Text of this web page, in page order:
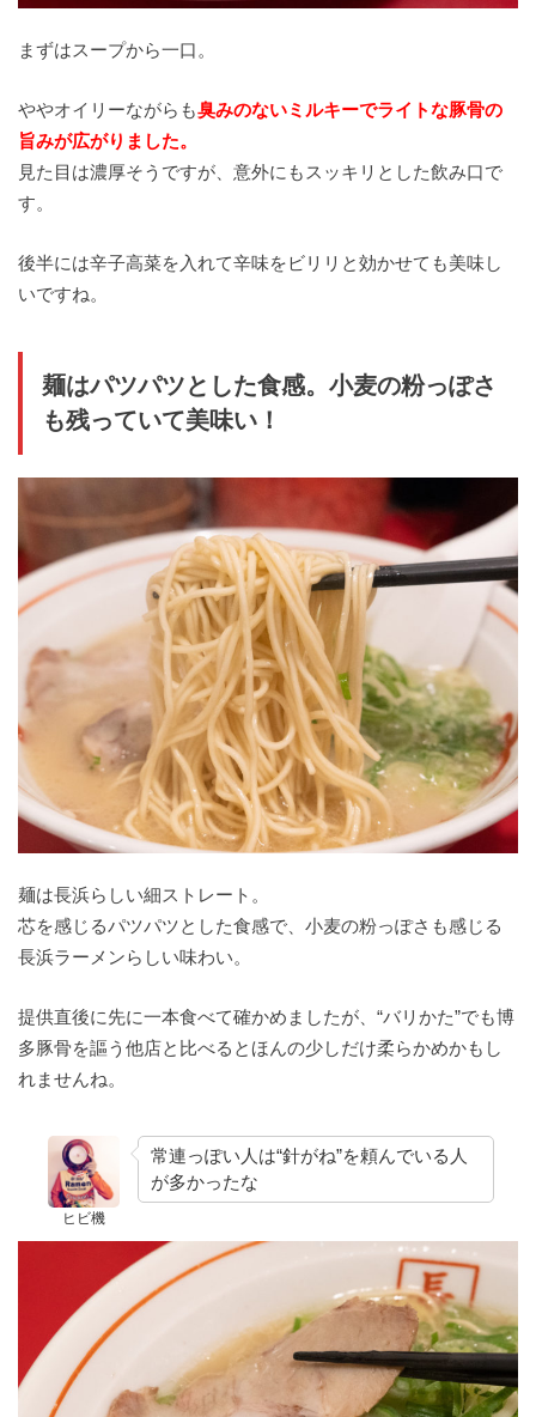
まずはスープから一口。
ややオイリーながらも臭みのないミルキーでライトな豚骨の
旨みが広がりました。
見た目は濃厚そうですが、意外にもスッキリとした飲み口で
す。
後半には辛子高菜を入れて辛味をビリリと効かせても美味し
いですね。
麺はパツパツとした食感。小麦の粉っぽさ
も残っていて美味い！
麺は長浜らしい細ストレート。
芯を感じるパツパツとした食感で、小麦の粉っぽさも感じる
長浜ラーメンらしい味わい。
提供直後に先に一本食べて確かめましたが、“バリかた”でも博
多豚骨を謳う他店と比べるとほんの少しだけ柔らかめかもし
れませんね。
ヒビ機
常連っぽい人は“針がね”を頼んでいる人
が多かったな